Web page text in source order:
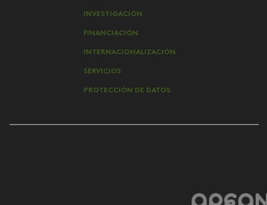
INVESTIGACIÓN
FINANCIACIÓN
INTERNACIONALIZACIÓN
SERVICIOS
PROTECCIÓN DE DATOS